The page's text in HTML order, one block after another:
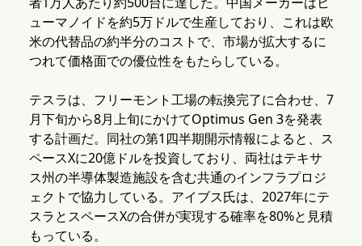
ューマノイドを約5万ドルで生産しており、これは欧
米の代替品の約半分のコストで、市場が拡大するに
つれて価格面での優位性をもたらしている。
テスラは、フリーモント工場の転換完了に合わせ、7
月下旬から8月上旬にかけてOptimus Gen 3を発表
する計画だ。同社の第1四半期開示情報によると、ス
ペースXに20億ドルを投資しており、両社はテキサ
ス州の半導体製造施設を含む共通のインフラプロジ
ェクトで協力している。アイブス氏は、2027年にテ
スラとスペースXの合併が実現する確率を80%と見積
もっている。